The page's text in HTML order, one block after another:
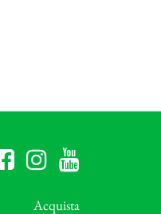
Acquista